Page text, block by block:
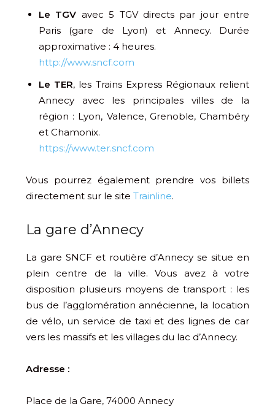
Le TGV avec 5 TGV directs par jour entre
Paris (gare de Lyon) et Annecy. Durée
approximative : 4 heures.
http://www.sncf.com
Le TER, les Trains Express Régionaux relient
Annecy avec les principales villes de la
région : Lyon, Valence, Grenoble, Chambéry
et Chamonix.
https://www.ter.sncf.com
Vous pourrez également prendre vos billets
directement sur le site Trainline.
La gare d’Annecy
La gare SNCF et routière d’Annecy se situe en
plein centre de la ville. Vous avez à votre
disposition plusieurs moyens de transport : les
bus de l’agglomération annécienne, la location
de vélo, un service de taxi et des lignes de car
vers les massifs et les villages du lac d’Annecy.
Adresse :
Place de la Gare, 74000 Annecy